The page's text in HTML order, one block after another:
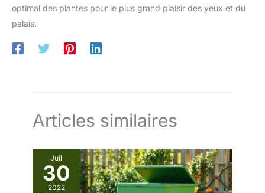
optimal des plantes pour le plus grand plaisir des yeux et du
palais.
Articles similaires
Juil
30
2022